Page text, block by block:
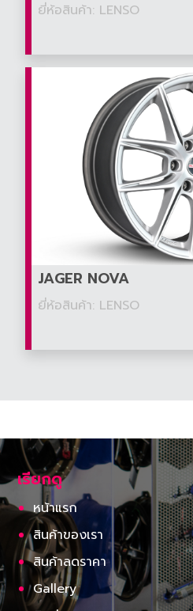
ยี่ห้อสินค้า: LENSO
JAGER NOVA
ยี่ห้อสินค้า: LENSO
เรียกดู
หน้าแรก
สินค้าของเรา
สินค้าลดราคา
Gallery